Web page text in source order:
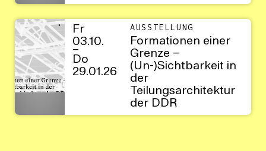
Fr
03.10.
–
Do
29.01.26
AUSSTELLUNG
Formationen einer
Grenze –
(Un-)Sichtbarkeit in
der
Teilungsarchitektur
der DDR